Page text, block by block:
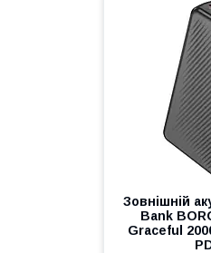
Зовнішній
Bank
Graceful